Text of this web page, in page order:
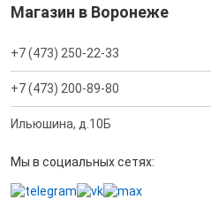
Магазин в Воронеже
+7 (473) 250-22-33
+7 (473) 200-89-80
Ильюшина, д.10Б
Мы в социальных сетях: